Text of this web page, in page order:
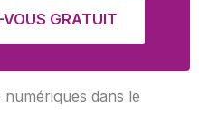
VOUS GRATUIT
dans le